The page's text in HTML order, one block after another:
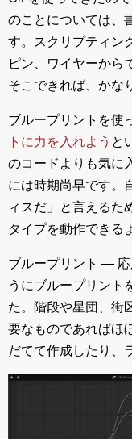
のことについては、
す。スクリプティン
ピン、ワイヤーから
そこできれば、かな
ブループリントを使
トに力を入れよう と
のコードよりも気に
には時期尚早です。
ィスだ」と言えるた
タイプを動作できる
ブループリント ― 応
うにブループリント
た。階段や星団、街
要なものであればほ
だてて作成したり、